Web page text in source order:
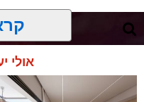
אולי